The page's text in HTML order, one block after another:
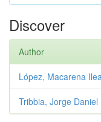
Discover
Author
López, Macarena
Tribbia, Jorge Daniel